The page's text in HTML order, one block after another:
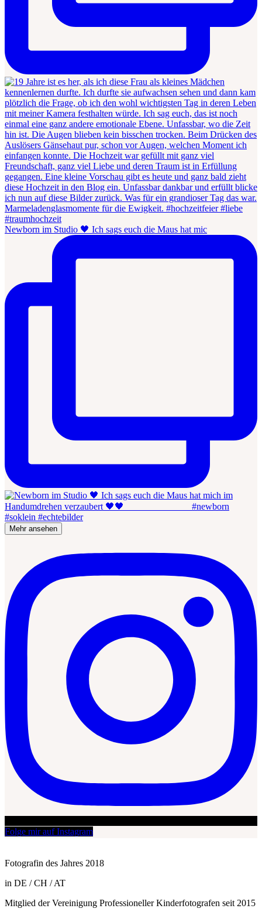
Newborn im Studio 🖤 Ich sags euch die Maus hat mic
Mehr ansehen
Folge mir auf Instagram
Fotografin des Jahres 2018
in DE / CH / AT
Mitglied der Vereinigung Professioneller Kinderfotografen seit 2015